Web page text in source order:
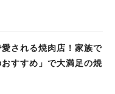
愛される焼肉店！家族で
すすめ」で大満足の焼